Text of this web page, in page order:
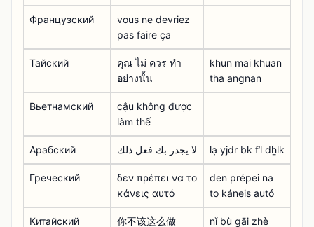
Французский
vous ne devriez
pas faire ça
Тайский
คุณ ไม่ ควร ทํา
อย่างนั้น
khun mai khuan
tha angnan
Вьетнамский
cậu không được
làm thế
Арабский لا يجدر بك فعل ذلك lạ yjdr bk fʿl dẖlk
Греческий
δεν πρέπει να το
κάνεις αυτό
den prépei na
to káneis autó
Китайский 你不该这么做 nǐ bù gāi zhè